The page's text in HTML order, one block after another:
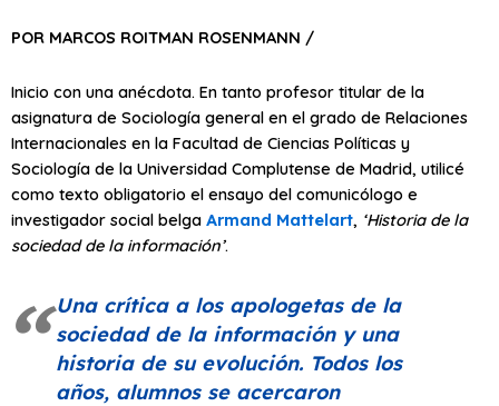
POR MARCOS ROITMAN ROSENMANN /
Inicio con una anécdota. En tanto profesor titular de la
asignatura de Sociología general en el grado de Relaciones
Internacionales en la Facultad de Ciencias Políticas y
Sociología de la Universidad Complutense de Madrid, utilicé
como texto obligatorio el ensayo del comunicólogo e
investigador social belga Armand Mattelart, ‘Historia de la
sociedad de la información’.
Una crítica a los apologetas de la
sociedad de la información y una
historia de su evolución. Todos los
años, alumnos se acercaron